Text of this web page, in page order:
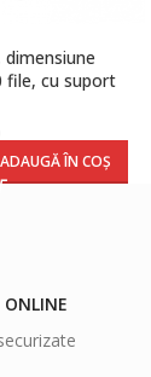
file, cu suport
ADAUGĂ ÎN COȘ
ONLINE